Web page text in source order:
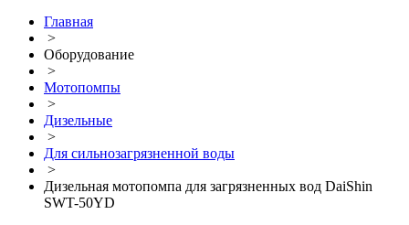
Главная
>
Оборудование
>
Мотопомпы
>
Дизельные
>
Для сильнозагрязненной воды
>
Дизельная мотопомпа для загрязненных вод DaiShin
SWT-50YD